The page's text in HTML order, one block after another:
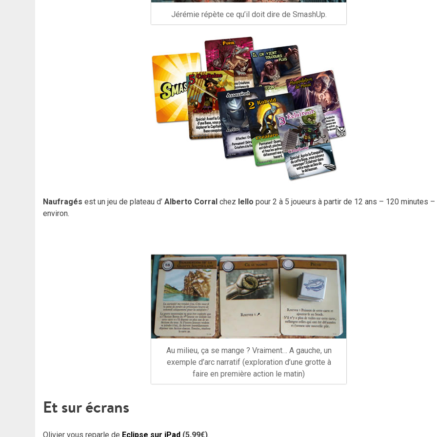
Jérémie répète ce qu’il doit dire de SmashUp.
Naufragés est un jeu de plateau d’ Alberto Corral chez Iello pour 2 à 5 joueurs à partir de 12 ans – 120 minutes
environ.
Au milieu, ça se mange ? Vraiment… A gauche, un
exemple d’arc narratif (exploration d’une grotte à
faire en première action le matin)
Et sur écrans
Olivier vous reparle de Eclipse sur iPad (5,99€).